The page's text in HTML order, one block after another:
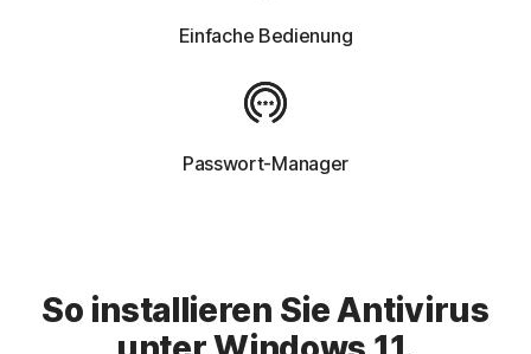
Einfache Bedienung
Passwort-Manager
So installieren Sie Antivirus